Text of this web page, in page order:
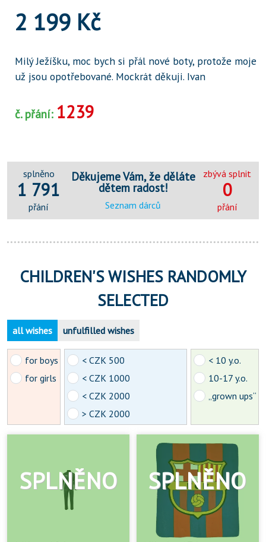
2 199 Kč
Milý Ježíšku, moc bych si přál nové boty, protože moje
už jsou opotřebované. Mockrát děkuji. Ivan
č. přání: 1239
splněno
1 791
přání
Děkujeme Vám, že děláte
dětem radost!
Seznam dárců
zbývá splnit
0
přání
CHILDREN'S WISHES RANDOMLY
SELECTED
all wishes unfulfilled wishes
for boys
for girls
< CZK 500
< CZK 1000
< CZK 2000
> CZK 2000
< 10 y.o.
10-17 y.o.
„grown ups“